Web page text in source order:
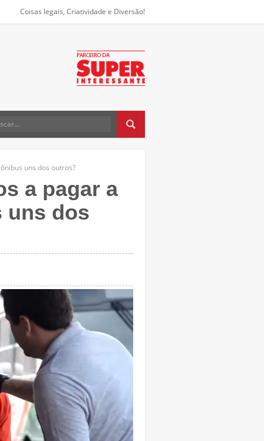
Coisas legais, Criatividade e Diversão!
uns dos outros?
a pagar a
uns dos